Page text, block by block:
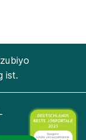
ist.